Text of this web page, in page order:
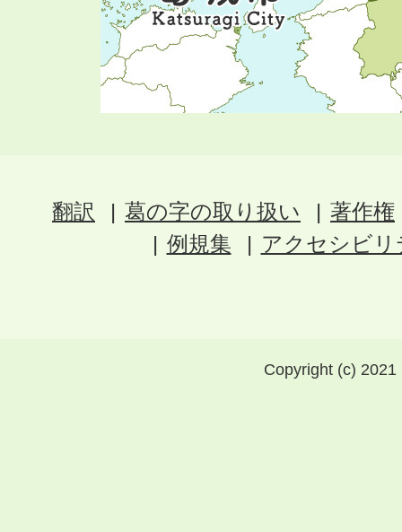
翻訳 葛の字の取り扱い
著作権
例規集
アクセシビ
Copyright (c)